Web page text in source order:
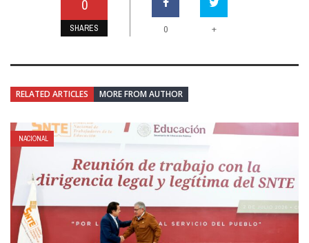
0
SHARES 0 +
RELATED ARTICLES MORE FROM AUTHOR
NACIONAL